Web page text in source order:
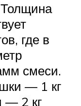
где в
смеси.
— 1 кг
— 2 кг